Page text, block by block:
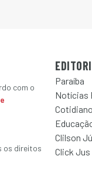
com o
os direitos
Paraíba
Notícias
Cotidiano
Clilson
Click Jus